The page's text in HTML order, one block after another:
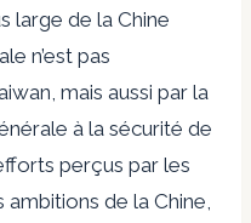
large de la Chine
n’est pas
mais aussi par la
à la sécurité de
perçus par les
de la Chine,